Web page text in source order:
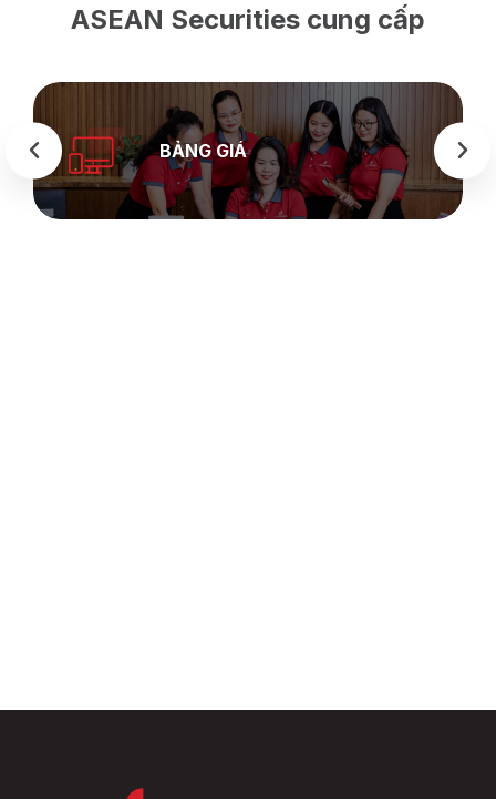
ASEAN Securities cung cấp
BẢNG GIÁ